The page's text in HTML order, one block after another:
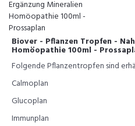
Biover - Pflanzen Tropfen -
Homöopathie 100ml -
Folgende Pflanzentropfen sind
Calmoplan
Glucoplan
Immunplan